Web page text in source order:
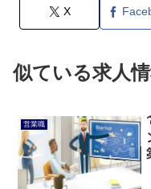
X
似ている求人
営業職